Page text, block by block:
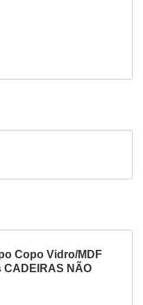
Copo Vidro/MDF
CADEIRAS NÃO